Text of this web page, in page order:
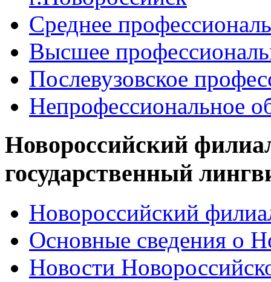
Среднее
Высшее
Послевузовское
Непрофессиональное
Новороссийский
государственный
Новороссийский
Основные сведения о
Новости